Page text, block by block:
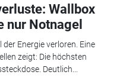
Wallbox
nur Notnagel
Energie verloren. Eine
zeigt: Die höchsten
Deutlich...